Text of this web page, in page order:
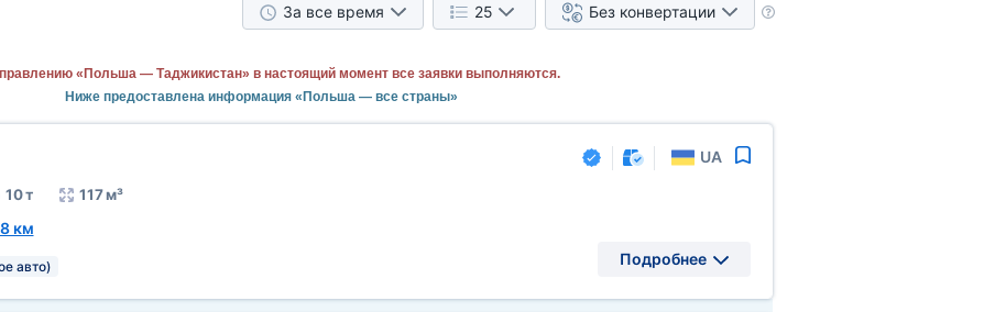
За все время 25 Без конвертации
«Польша — Таджикистан» в настоящий момент все заявки выполняются.
Ниже предоставлена информация «Польша — все страны»
UA
10 т 117 м³
км
авто) Подробнее